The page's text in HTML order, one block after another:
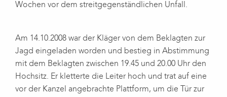
Wochen vor dem streitgegenständlichen Unfall.
Am 14.10.2008 war der Kläger von dem Beklagten zur
Jagd eingeladen worden und bestieg in Abstimmung
mit dem Beklagten zwischen 19.45 und 20.00 Uhr den
Hochsitz. Er kletterte die Leiter hoch und trat auf eine
vor der Kanzel angebrachte Plattform, um die Tür zur